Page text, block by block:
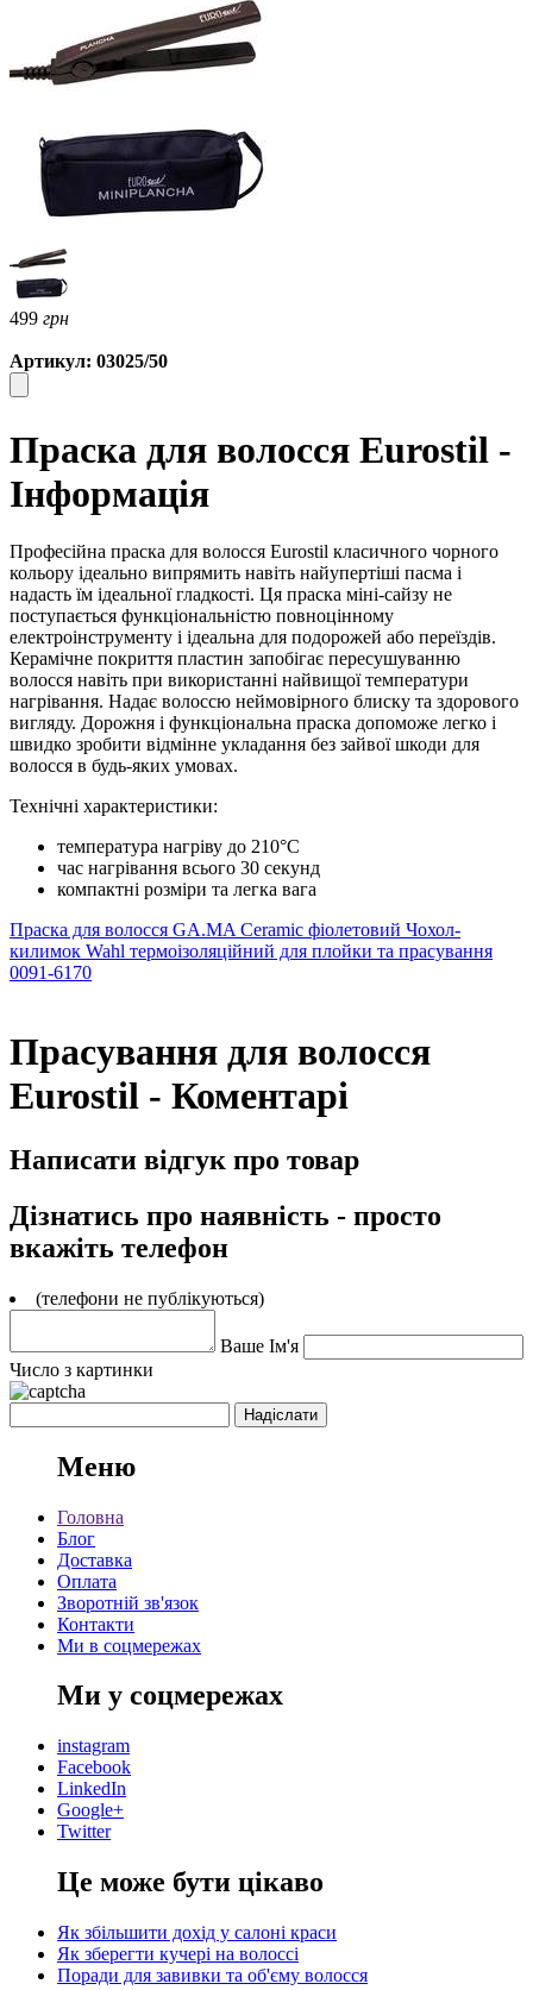
499 грн
Артикул: 03025/50
Праска для волосся Eurostil -
Інформація
Професійна праска для волосся Eurostil класичного чорного
кольору ідеально випрямить навіть найупертіші пасма і
надасть їм ідеальної гладкості. Ця праска міні-сайзу не
поступається функціональністю повноцінному
електроінструменту і ідеальна для подорожей або переїздів.
Керамічне покриття пластин запобігає пересушуванню
волосся навіть при використанні найвищої температури
нагрівання. Надає волоссю неймовірного блиску та здорового
вигляду. Дорожня і функціональна праска допоможе легко і
швидко зробити відмінне укладання без зайвої шкоди для
волосся в будь-яких умовах.
Технічні характеристики:
температура нагріву до 210°C
час нагрівання всього 30 секунд
компактні розміри та легка вага
Праска для волосся GA.MA Ceramic фіолетовий Чохол-
килимок Wahl термоізоляційний для плойки та прасування
0091-6170
Прасування для волосся
Eurostil - Коментарі
Написати відгук про товар
Дізнатись про наявність - просто
вкажіть телефон
(телефони не публікуються)
Ваше Ім'я
Число з картинки
Меню
Головна
Блог
Доставка
Оплата
Зворотній зв'язок
Контакти
Ми в соцмережах
Ми у соцмережах
instagram
Facebook
LinkedIn
Google+
Twitter
Це може бути цікаво
Як збільшити дохід у салоні краси
Як зберегти кучері на волоссі
Поради для завивки та об'єму волосся